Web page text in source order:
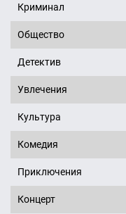
Криминал
Общество
Детектив
Увлечения
Культура
Комедия
Приключения
Концерт